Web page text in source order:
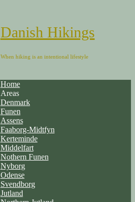
Danish Hikings
When hiking is an intentional lifestyle
Home
Areas
Denmark
Funen
Assens
Faaborg-Midtfyn
Kerteminde
Middelfart
Nothern Funen
Nyborg
Odense
Svendborg
Jutland